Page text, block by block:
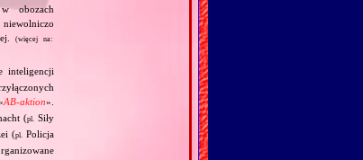
obozach
(więcej na:
inteligencji
AB‐aktion».
(pl. Siły
(pl. Policja